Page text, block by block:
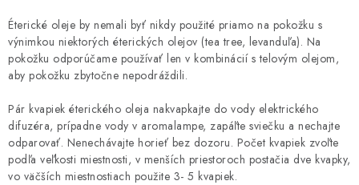
Éterické oleje by nemali byť nikdy použité priamo na pokožku s
výnimkou niektorých éterických olejov (tea tree, levanduľa). Na
pokožku odporúčame používať len v kombinácií s telovým olejom,
aby pokožku zbytočne nepodráždili.
Pár kvapiek éterického oleja nakvapkajte do vody elektrického
difuzéra, prípadne vody v aromalampe, zapáľte sviečku a nechajte
odparovať. Nenechávajte horieť bez dozoru. Počet kvapiek zvoľte
podľa veľkosti miestnosti, v menších priestoroch postačia dve kvapky,
vo väčších miestnostiach použite 3- 5 kvapiek.